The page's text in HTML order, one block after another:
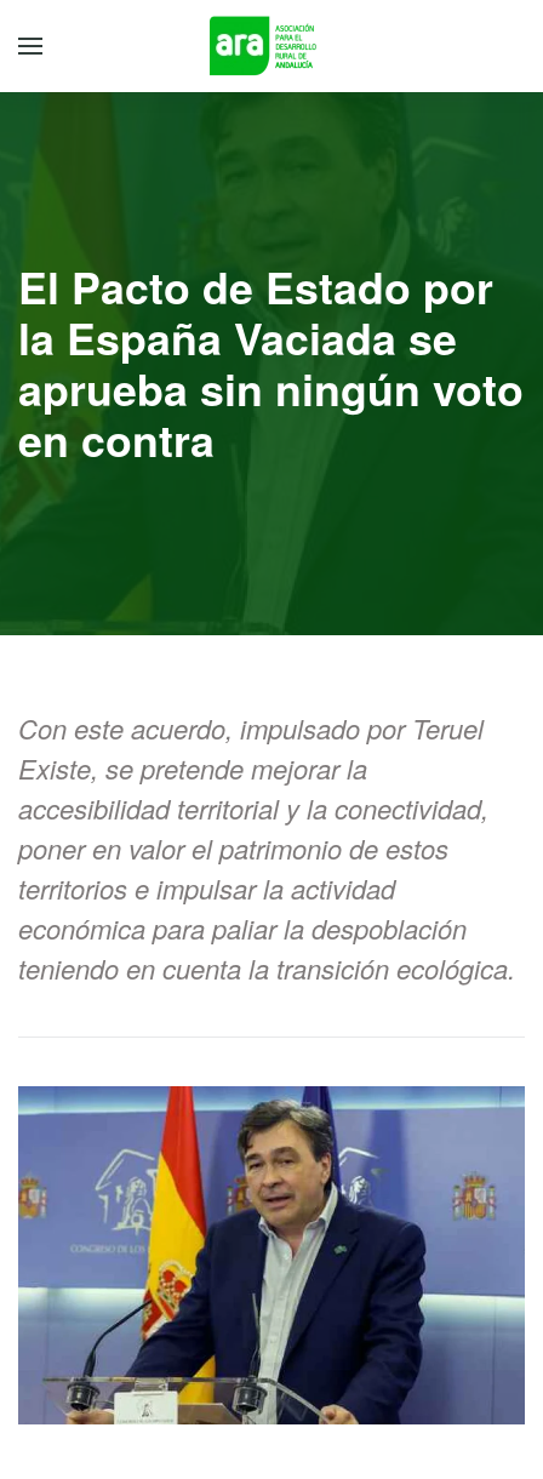
El Pacto de Estado por
la España Vaciada se
aprueba sin ningún voto
en contra
Con este acuerdo, impulsado por Teruel
Existe, se pretende mejorar la
accesibilidad territorial y la conectividad,
poner en valor el patrimonio de estos
territorios e impulsar la actividad
económica para paliar la despoblación
teniendo en cuenta la transición ecológica.